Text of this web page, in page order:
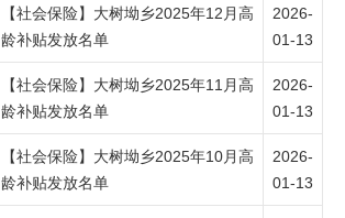
【社会保险】大树坳乡2025年12月高
龄补贴发放名单
2026-
01-13
【社会保险】大树坳乡2025年11月高
龄补贴发放名单
2026-
01-13
【社会保险】大树坳乡2025年10月高
龄补贴发放名单
2026-
01-13